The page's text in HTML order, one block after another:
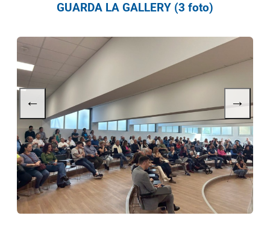
GUARDA LA GALLERY (3 foto)
← →